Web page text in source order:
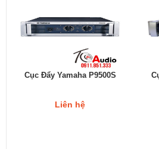
Cục Đẩy Yamaha P9500S
Liên hệ